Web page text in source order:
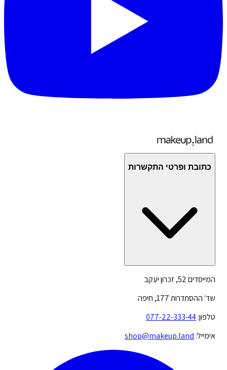
כתובת ופרטי התקשרות
המייסדים 52, זכרון יעקב
שד׳ ההסתדרות 177, חיפה
טלפון:077-22-333-44
אימייל: shop@makeup.land